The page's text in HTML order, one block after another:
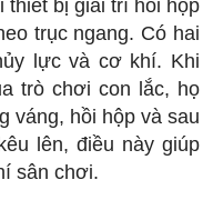
thiết bị giải trí hồi hộp
trục ngang. Có hai
lực và cơ khí. Khi
trò chơi con lắc, họ
váng, hồi hộp và sau
lên, điều này giúp
sân chơi.